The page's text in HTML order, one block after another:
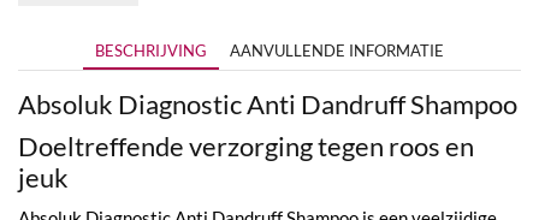
BESCHRIJVING AANVULLENDE INFORMATIE
Absoluk Diagnostic Anti Dandruff Shampoo
Doeltreffende verzorging tegen roos en
jeuk